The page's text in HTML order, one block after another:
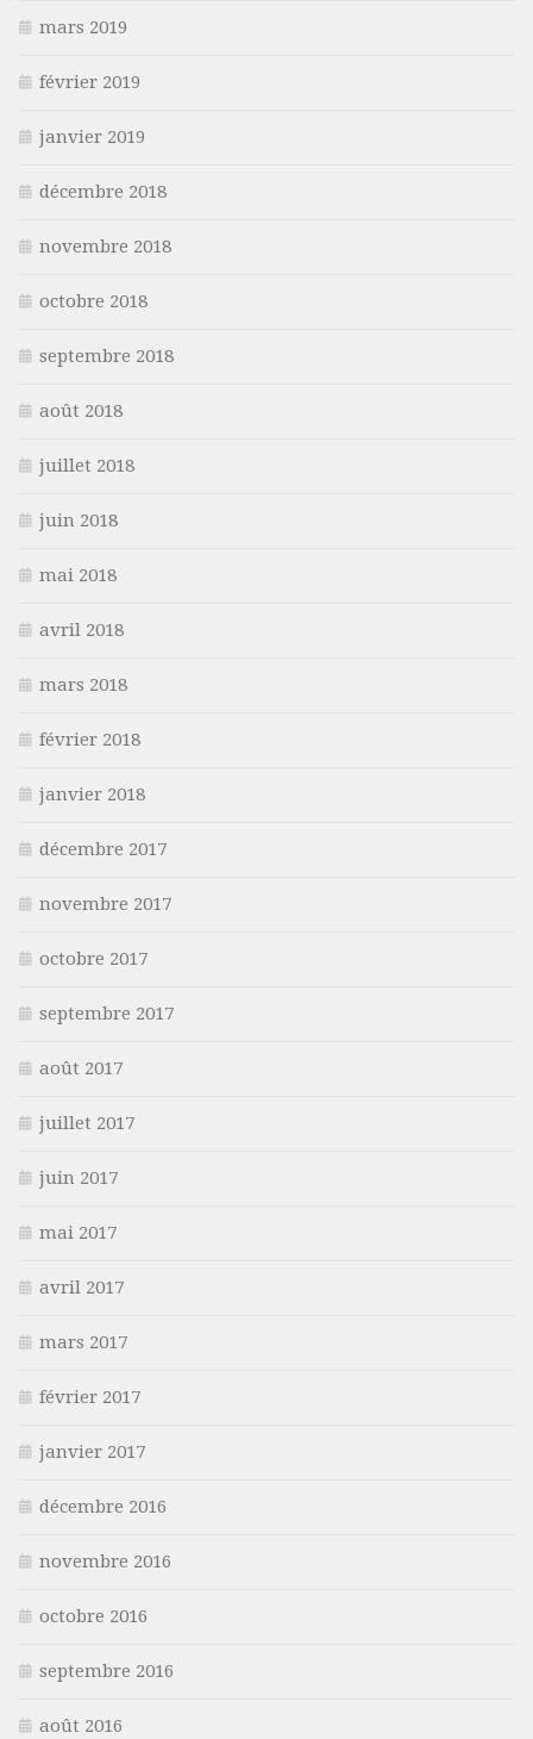
mars 2019
février 2019
janvier 2019
décembre 2018
novembre 2018
octobre 2018
septembre 2018
août 2018
juillet 2018
juin 2018
mai 2018
avril 2018
mars 2018
février 2018
janvier 2018
décembre 2017
novembre 2017
octobre 2017
septembre 2017
août 2017
juillet 2017
juin 2017
mai 2017
avril 2017
mars 2017
février 2017
janvier 2017
décembre 2016
novembre 2016
octobre 2016
septembre 2016
août 2016